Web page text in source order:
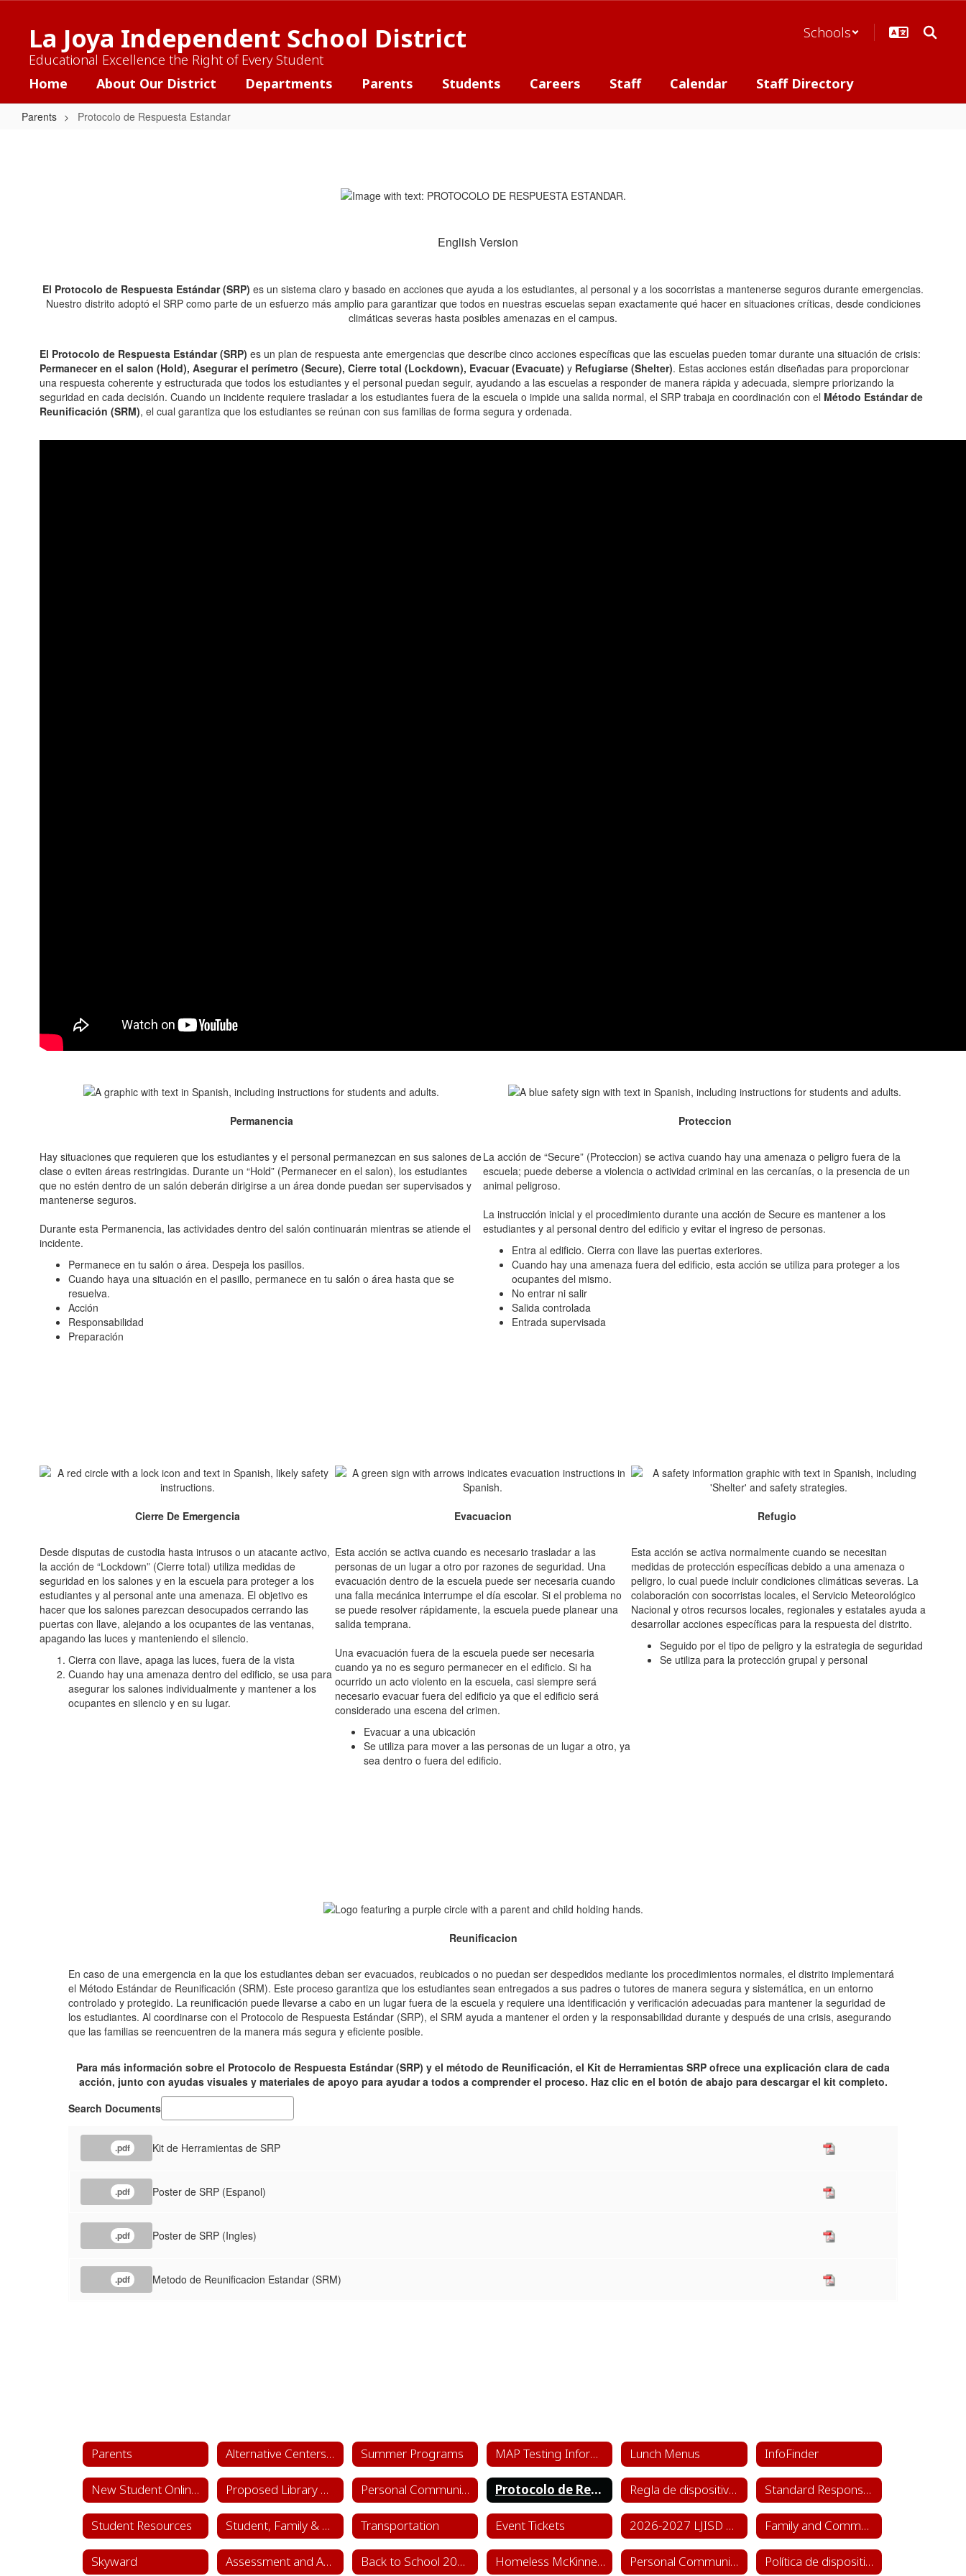
contentLa Joya Independent School District
Educational Excellence the Right of Every Student
Schools
Home About Our District Departments Parents Students Careers Staff Calendar Staff Directory
Parents Protocolo de Respuesta Estandar
English Version
El Protocolo de Respuesta Estándar (SRP) es un sistema claro y basado en acciones que ayuda a los estudiantes, al personal y a los socorristas a mantenerse seguros durante emergencias.
Nuestro distrito adoptó el SRP como parte de un esfuerzo más amplio para garantizar que todos en nuestras escuelas sepan exactamente qué hacer en situaciones críticas, desde condiciones
climáticas severas hasta posibles amenazas en el campus.
El Protocolo de Respuesta Estándar (SRP) es un plan de respuesta ante emergencias que describe cinco acciones específicas que las escuelas pueden tomar durante una situación de crisis:
Permanecer en el salon (Hold), Asegurar el perímetro (Secure), Cierre total (Lockdown), Evacuar (Evacuate) y Refugiarse (Shelter). Estas acciones están diseñadas para proporcionar
una respuesta coherente y estructurada que todos los estudiantes y el personal puedan seguir, ayudando a las escuelas a responder de manera rápida y adecuada, siempre priorizando la
seguridad en cada decisión. Cuando un incidente requiere trasladar a los estudiantes fuera de la escuela o impide una salida normal, el SRP trabaja en coordinación con el Método Estándar de
Reunificación (SRM), el cual garantiza que los estudiantes se reúnan con sus familias de forma segura y ordenada.
Permanencia
Hay situaciones que requieren que los estudiantes y el personal permanezcan en sus salones de
clase o eviten áreas restringidas. Durante un “Hold” (Permanecer en el salon), los estudiantes
que no estén dentro de un salón deberán dirigirse a un área donde puedan ser supervisados y
mantenerse seguros.
Durante esta Permanencia, las actividades dentro del salón continuarán mientras se atiende el
incidente.
Permanece en tu salón o área. Despeja los pasillos.
Cuando haya una situación en el pasillo, permanece en tu salón o área hasta que se
resuelva.
Acción
Responsabilidad
Preparación
Proteccion
La acción de “Secure” (Proteccion) se activa cuando hay una amenaza o peligro fuera de la
escuela; puede deberse a violencia o actividad criminal en las cercanías, o la presencia de un
animal peligroso.
La instrucción inicial y el procedimiento durante una acción de Secure es mantener a los
estudiantes y al personal dentro del edificio y evitar el ingreso de personas.
Entra al edificio. Cierra con llave las puertas exteriores.
Cuando hay una amenaza fuera del edificio, esta acción se utiliza para proteger a los
ocupantes del mismo.
No entrar ni salir
Salida controlada
Entrada supervisada
Cierre De Emergencia
Desde disputas de custodia hasta intrusos o un atacante activo,
la acción de “Lockdown” (Cierre total) utiliza medidas de
seguridad en los salones y en la escuela para proteger a los
estudiantes y al personal ante una amenaza. El objetivo es
hacer que los salones parezcan desocupados cerrando las
puertas con llave, alejando a los ocupantes de las ventanas,
apagando las luces y manteniendo el silencio.
Cierra con llave, apaga las luces, fuera de la vista
Cuando hay una amenaza dentro del edificio, se usa para
asegurar los salones individualmente y mantener a los
ocupantes en silencio y en su lugar.
Evacuacion
Esta acción se activa cuando es necesario trasladar a las
personas de un lugar a otro por razones de seguridad. Una
evacuación dentro de la escuela puede ser necesaria cuando
una falla mecánica interrumpe el día escolar. Si el problema no
se puede resolver rápidamente, la escuela puede planear una
salida temprana.
Una evacuación fuera de la escuela puede ser necesaria
cuando ya no es seguro permanecer en el edificio. Si ha
ocurrido un acto violento en la escuela, casi siempre será
necesario evacuar fuera del edificio ya que el edificio será
considerado una escena del crimen.
Evacuar a una ubicación
Se utiliza para mover a las personas de un lugar a otro, ya
sea dentro o fuera del edificio.
Refugio
Esta acción se activa normalmente cuando se necesitan
medidas de protección específicas debido a una amenaza o
peligro, lo cual puede incluir condiciones climáticas severas. La
colaboración con socorristas locales, el Servicio Meteorológico
Nacional y otros recursos locales, regionales y estatales ayuda a
desarrollar acciones específicas para la respuesta del distrito.
Seguido por el tipo de peligro y la estrategia de seguridad
Se utiliza para la protección grupal y personal
Reunificacion
En caso de una emergencia en la que los estudiantes deban ser evacuados, reubicados o no puedan ser despedidos mediante los procedimientos normales, el distrito implementará
el Método Estándar de Reunificación (SRM). Este proceso garantiza que los estudiantes sean entregados a sus padres o tutores de manera segura y sistemática, en un entorno
controlado y protegido. La reunificación puede llevarse a cabo en un lugar fuera de la escuela y requiere una identificación y verificación adecuadas para mantener la seguridad de
los estudiantes. Al coordinarse con el Protocolo de Respuesta Estándar (SRP), el SRM ayuda a mantener el orden y la responsabilidad durante y después de una crisis, asegurando
que las familias se reencuentren de la manera más segura y eficiente posible.
Para más información sobre el Protocolo de Respuesta Estándar (SRP) y el método de Reunificación, el Kit de Herramientas SRP ofrece una explicación clara de cada
acción, junto con ayudas visuales y materiales de apoyo para ayudar a todos a comprender el proceso. Haz clic en el botón de abajo para descargar el kit completo.
Search Documents
.pdf Kit de Herramientas de SRP
.pdf Poster de SRP (Espanol)
.pdf Poster de SRP (Ingles)
.pdf Metodo de Reunificacion Estandar (SRM)
Parents Alternative Centers for Education Summer Programs MAP Testing Information Lunch Menus InfoFinder
New Student Online Enrollment Proposed Library Materials Personal Communication Device Policy (House Bill 1481) Protocolo de Respuesta Estandar Regla de dispositivos de comunicación personal Standard Response Protocol (SRP)
Student Resources Student, Family & Community Engagement Transportation Event Tickets 2026-2027 LJISD Calendar Family and Community Engagement
Skyward Assessment and Accountability Back to School 2026-2027 Homeless McKinney Vento Personal Communication Device Policy (House Bill 1481) Política de dispositivos de comunicación personal (HB 1481)